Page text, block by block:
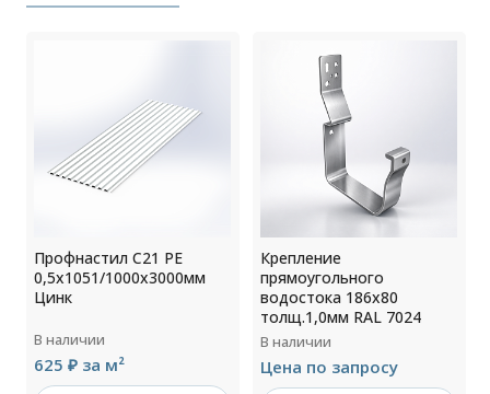
Профнастил С21 РЕ
0,5х1051/1000х3000мм
Цинк
В наличии
625 ₽ за м²
Крепление
прямоугольного
водостока 186х80
толщ.1,0мм RAL 7024
В наличии
Цена по запросу